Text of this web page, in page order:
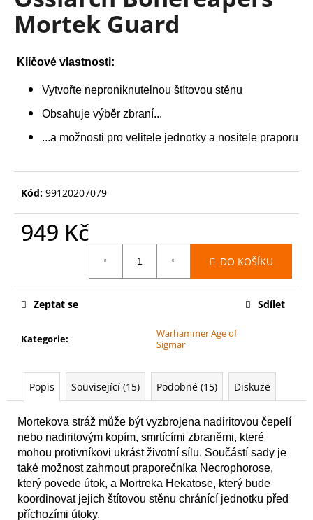
0,0
hvězdiček.
Mortek Guard
Klíčové vlastnosti:
Vytvořte neproniknutelnou štítovou stěnu
Obsahuje výběr zbraní...
...a možnosti pro velitele jednotky a nositele praporu
Kód: 99120207079
949 Kč
DO KOŠÍKU
Kategorie:
Warhammer Age of
Sigmar
Zeptat se Sdílet
Popis Související (15) Podobné (15) Diskuze
Mortekova stráž může být vyzbrojena nadiritovou čepelí
nebo nadiritovým kopím, smrtícími zbraněmi, které
mohou protivníkovi ukrást životní sílu. Součástí sady je
také možnost zahrnout praporečníka Necrophorose,
který povede útok, a Mortreka Hekatose, který bude
koordinovat jejich štítovou stěnu chránící jednotku před
příchozími útoky.
a
j
í
t
D
r
u
u
m
WARHAMMER
40000:
COMMEMORATIVE
SERIES
DA
RED